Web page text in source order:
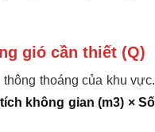
gió cần thiết (Q)
thoáng của khu vực.
không gian (m3) × Số